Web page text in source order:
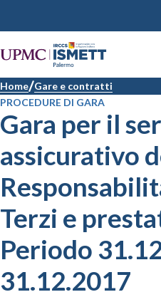
Home Gare e contratti
PROCEDURE DI GARA
Gara per il
assicurativo
Terzi e
Periodo
31.12.2017